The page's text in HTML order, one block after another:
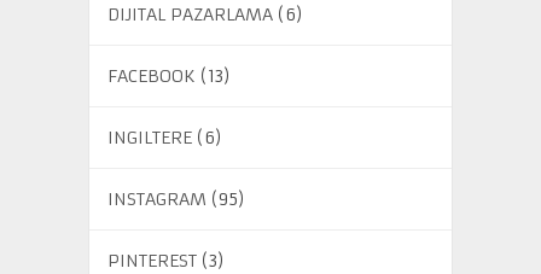
DIJITAL PAZARLAMA(6)
FACEBOOK (13)
INGILTERE(6)
INSTAGRAM (95)
PINTEREST(3)